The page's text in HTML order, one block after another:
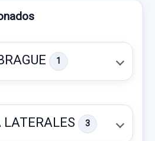
1
LATERALES 3